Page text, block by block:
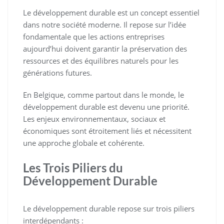
Le développement durable est un concept essentiel
dans notre société moderne. Il repose sur l’idée
fondamentale que les actions entreprises
aujourd’hui doivent garantir la préservation des
ressources et des équilibres naturels pour les
générations futures.
En Belgique, comme partout dans le monde, le
développement durable est devenu une priorité.
Les enjeux environnementaux, sociaux et
économiques sont étroitement liés et nécessitent
une approche globale et cohérente.
Les Trois Piliers du
Développement Durable
Le développement durable repose sur trois piliers
interdépendants :